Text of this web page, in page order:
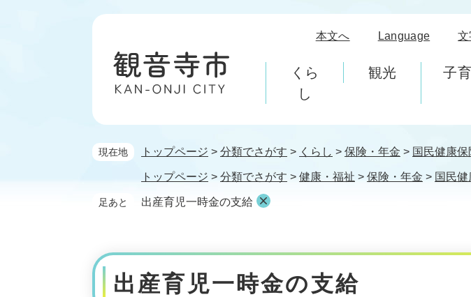
本文へ Language 文
くら
し
観光
子
現在地 トップページ > 分類でさがす > くらし > 保険・年金 > 国民健康保
トップページ > 分類でさがす > 健康・福祉 > 保険・年金 > 国民
足あと 出産育児一時金の支給
本
文
出産育児一時金の支給